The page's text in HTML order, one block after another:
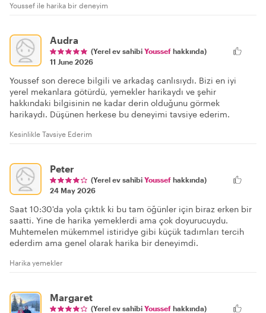
Youssef ile harika bir deneyim
Audra
(Yerel ev sahibi Youssef hakkında)
11 June 2026
Youssef son derece bilgili ve arkadaş canlısıydı. Bizi en iyi
yerel mekanlara götürdü, yemekler harikaydı ve şehir
hakkındaki bilgisinin ne kadar derin olduğunu görmek
harikaydı. Düşünen herkese bu deneyimi tavsiye ederim.
Kesinlikle Tavsiye Ederim
Peter
(Yerel ev sahibi Youssef hakkında)
24 May 2026
Saat 10:30'da yola çıktık ki bu tam öğünler için biraz erken bir
saatti. Yine de harika yemeklerdi ama çok doyurucuydu.
Muhtemelen mükemmel istiridye gibi küçük tadımları tercih
ederdim ama genel olarak harika bir deneyimdi.
Harika yemekler
Margaret
(Yerel ev sahibi Youssef hakkında)